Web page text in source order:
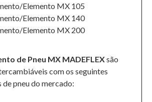
Elemento MX 105
Elemento MX 140
Elemento MX 200
de Pneu MX MADEFLEXsão
com os seguintes
pneu do mercado: